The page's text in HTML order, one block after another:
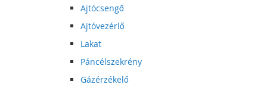
Ajtócsengő
Ajtóvezérlő
Lakat
Páncélszekrény
Gázérzékelő